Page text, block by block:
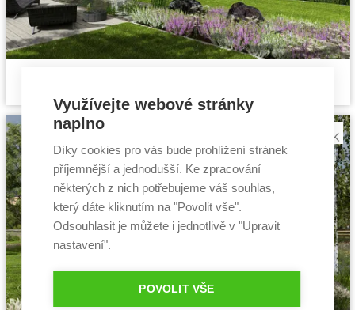
Dispozice:
5+1
Užitná plocha:
140 m²
Využívejte webové stránky
naplno
Díky cookies pro vás bude prohlížení stránek
příjemnější a jednodušší. Ke zpracování
některých z nich potřebujeme váš souhlas,
který dáte kliknutím na "Povolit vše".
Odsouhlasit je můžete i jednotlivě v "Upravit
nastavení".
POVOLIT VŠE